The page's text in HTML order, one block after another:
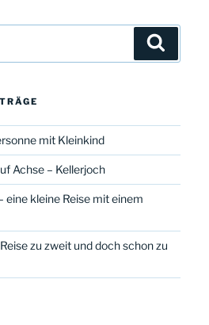
mit Kleinkind
Achse – Kellerjoch
eine kleine Reise mit einem
zu zweit und doch schon zu